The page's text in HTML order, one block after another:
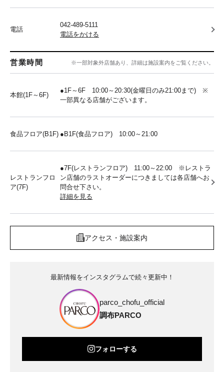
電話
042-489-5111
電話をかける
営業時間 ※一部対象外店舗あり、詳細は施設案内をご覧ください。
本館(1F～6F)
●1F～6F 10:00～20:30(金曜日のみ21:00まで) ※
一部異なる店舗がございます。
食品フロア(B1F) ●B1F(食品フロア) 10:00～21:00
レストランフロ
ア(7F)
●7F(レストランフロア) 11:00～22:00 ※レストラ
ン店舗のラストオーダーにつきましては各店舗へお
問合せ下さい。
詳細を見る
アクセス・施設案内
最新情報をインスタグラムで続々更新中！
parco_chofu_official
調布PARCO
フォローする